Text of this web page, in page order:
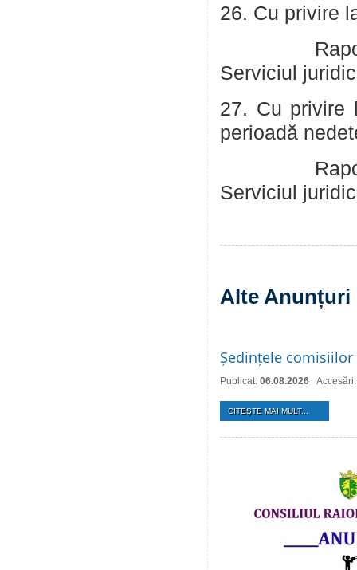
26. Cu privire
Raportor:
Serviciul
27. Cu privire
perioadă
Raportor:
Serviciul
Alte Anunțuri
Ședințele
Publicat: 06.08.2026
CITEŞTE MAI MULT...